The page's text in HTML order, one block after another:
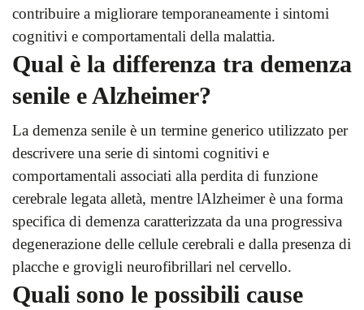
contribuire a migliorare temporaneamente i sintomi
cognitivi e comportamentali della malattia.
Qual è la differenza tra demenza
senile e Alzheimer?
La demenza senile è un termine generico utilizzato per
descrivere una serie di sintomi cognitivi e
comportamentali associati alla perdita di funzione
cerebrale legata alletà, mentre lAlzheimer è una forma
specifica di demenza caratterizzata da una progressiva
degenerazione delle cellule cerebrali e dalla presenza di
placche e grovigli neurofibrillari nel cervello.
Quali sono le possibili cause